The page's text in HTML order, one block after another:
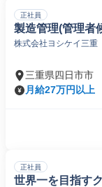
正社員
製造管理(管理者
株式会社ヨシケイ三重
三重県四日市市
月給27万円以上
正社員
世界一を目指す